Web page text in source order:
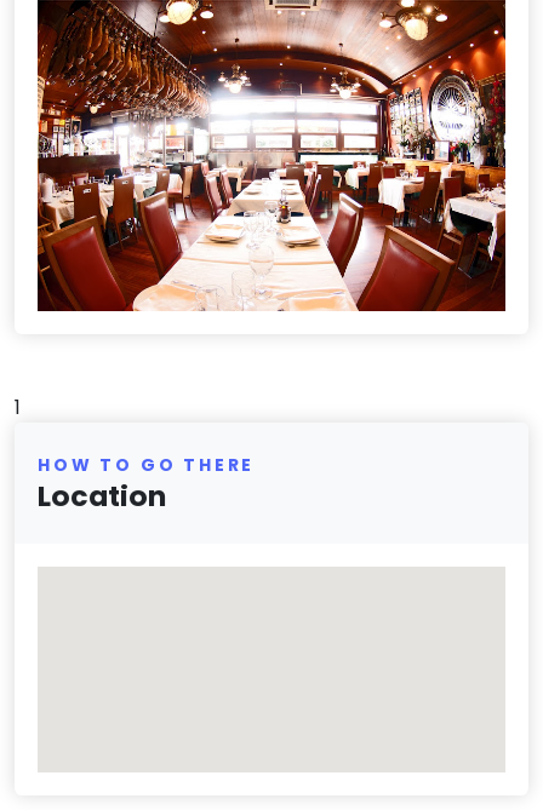
1
HOW TO GO THERE
Location